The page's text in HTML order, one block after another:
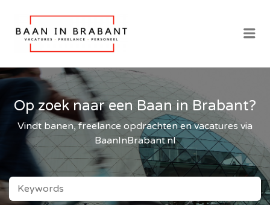
Op zoek naar een Baan in Brabant?
Vindt banen, freelance opdrachten en vacatures via
BaanInBrabant.nl
KEYWORDS